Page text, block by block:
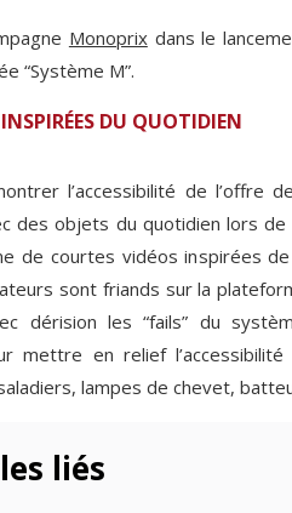
Monoprixdans le
“Système M”.
INSPIRÉES DU QUOTIDIEN
l’accessibilité de l’offre
des objets du quotidien lors de
de courtes vidéos inspirées de
sont friands sur la
dérision les “fails” du
mettre en relief
lampes de chevet,
liés